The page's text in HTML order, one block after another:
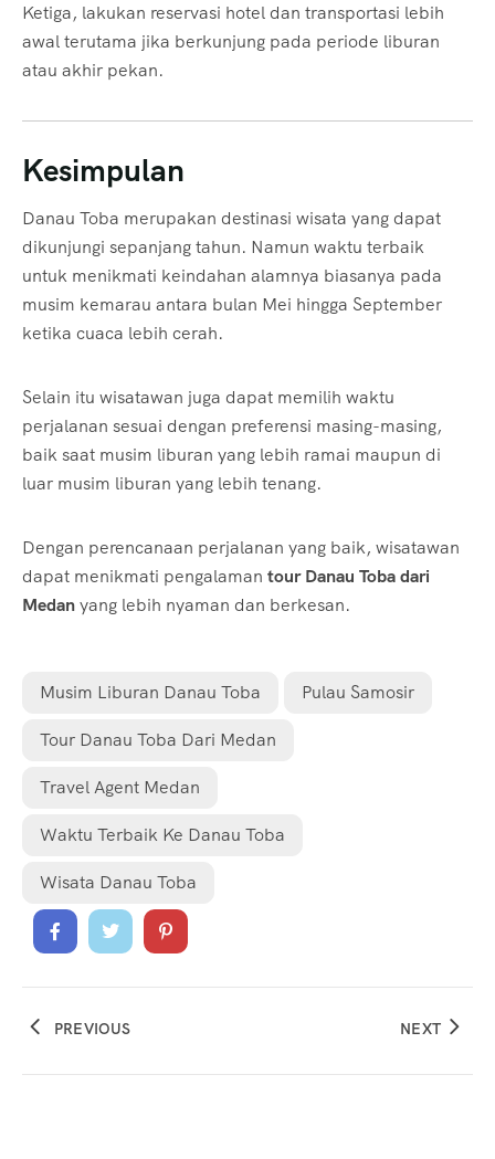
Ketiga, lakukan reservasi hotel dan transportasi lebih
awal terutama jika berkunjung pada periode liburan
atau akhir pekan.
Kesimpulan
Danau Toba merupakan destinasi wisata yang dapat
dikunjungi sepanjang tahun. Namun waktu terbaik
untuk menikmati keindahan alamnya biasanya pada
musim kemarau antara bulan Mei hingga September
ketika cuaca lebih cerah.
Selain itu wisatawan juga dapat memilih waktu
perjalanan sesuai dengan preferensi masing-masing,
baik saat musim liburan yang lebih ramai maupun di
luar musim liburan yang lebih tenang.
Dengan perencanaan perjalanan yang baik, wisatawan
dapat menikmati pengalaman tour Danau Toba dari
Medanyang lebih nyaman dan berkesan.
Musim Liburan Danau Toba Pulau Samosir
Tour Danau Toba Dari Medan
Travel Agent Medan
Waktu Terbaik Ke Danau Toba
Wisata Danau Toba
PREVIOUS NEXT